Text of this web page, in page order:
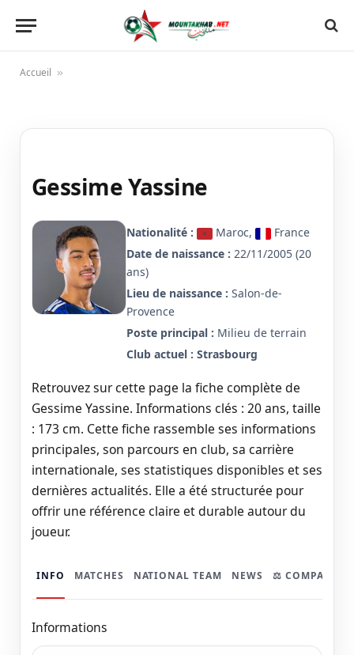
Accueil »
Gessime Yassine
Nationalité : Maroc,
France
Date de naissance : 22/11/2005 (20
ans)
Lieu de naissance : Salon-de-
Provence
Poste principal : Milieu de terrain
Club actuel : Strasbourg
Retrouvez sur cette page la fiche complète de
Gessime Yassine. Informations clés : 20 ans, taille
: 173 cm. Cette fiche rassemble ses informations
principales, son parcours en club, sa carrière
internationale, ses statistiques disponibles et ses
dernières actualités. Elle a été structurée pour
offrir une référence claire et durable autour du
joueur.
INFO MATCHES NATIONAL TEAM NEWS ⚖️ COMPARER
Informations